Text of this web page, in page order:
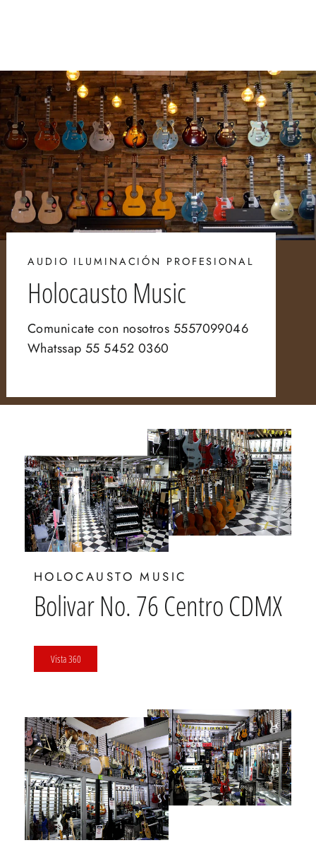
AUDIO ILUMINACIÓN PROFESIONAL
Holocausto Music
Comunicate con nosotros 5557099046
Whatssap 55 5452 0360
HOLOCAUSTO MUSIC
Bolivar No. 76 Centro CDMX
Vista 360